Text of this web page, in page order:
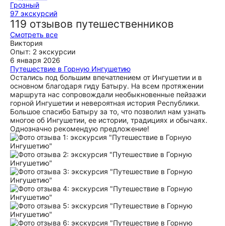
Грозный
97 экскурсий
119 отзывов путешественников
Смотреть все
Виктория
Опыт: 2 экскурсии
6 января 2026
Путешествие в Горную Ингушетию
Остались под большим впечатлением от Ингушетии и в
основном благодаря гиду Батыру. На всем протяжении
маршрута нас сопровождали необыкновенные пейзажи
горной Ингушетии и невероятная история Республики.
Большое спасибо Батыру за то, что позволил нам узнать
многое об Ингушетии, ее истории, традициях и обычаях.
Однозначно рекомендую предложение!